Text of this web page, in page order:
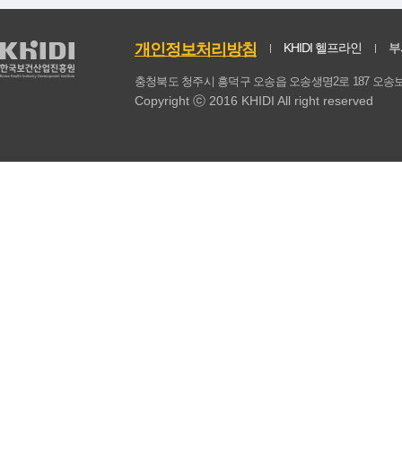
식물성식품 섭취비율(%) 78.54 0.32
동물성식품 섭취비율(%) 21.46 0.32 43.88
개인정보처리방침 KHIDI 헬프라인
충청북도 청주시 흥덕구 오송읍 오송생명2로 187 오
Copyright ⓒ 2016 KHIDI All right reserved